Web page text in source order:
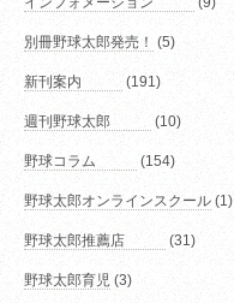
別冊野球太郎発売！ (5)
新刊案内 (191)
週刊野球太郎 (10)
野球コラム (154)
野球太郎オンラインスクール (1)
野球太郎推薦店 (31)
野球太郎育児 (3)